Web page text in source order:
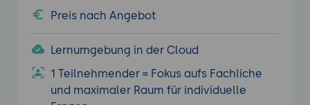
Preis nach Angebot
Lernumgebung in der Cloud
1 Teilnehmender = Fokus aufs Fachliche
und maximaler Raum für individuelle